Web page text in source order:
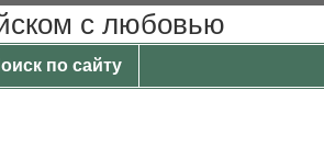
с любовью
по сайту